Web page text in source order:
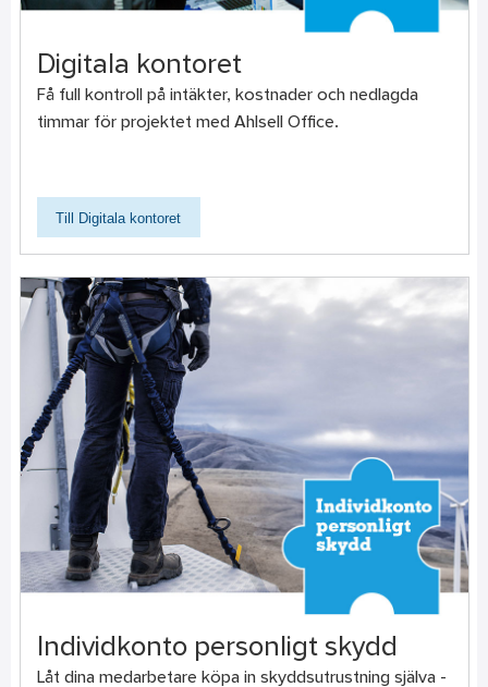
Digitala kontoret
Få full kontroll på intäkter, kostnader och nedlagda
timmar för projektet med Ahlsell Office.
Till Digitala kontoret
Individkonto personligt skydd
Låt dina medarbetare köpa in skyddsutrustning själva -